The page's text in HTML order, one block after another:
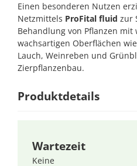
Einen besonderen Nutzen
Netzmittels ProFital fluid zur
Behandlung von Pflanzen mit
wachsartigen Oberflächen
Lauch, Weinreben und
Zierpflanzenbau.
Produktdetails
Wartezeit
Keine